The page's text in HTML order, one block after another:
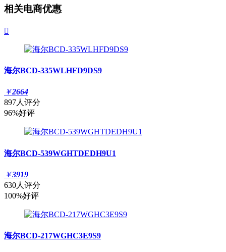
相关电商优惠

海尔BCD-335WLHFD9DS9
￥2664
897人评分
96%好评
海尔BCD-539WGHTDEDH9U1
￥3919
630人评分
100%好评
海尔BCD-217WGHC3E9S9